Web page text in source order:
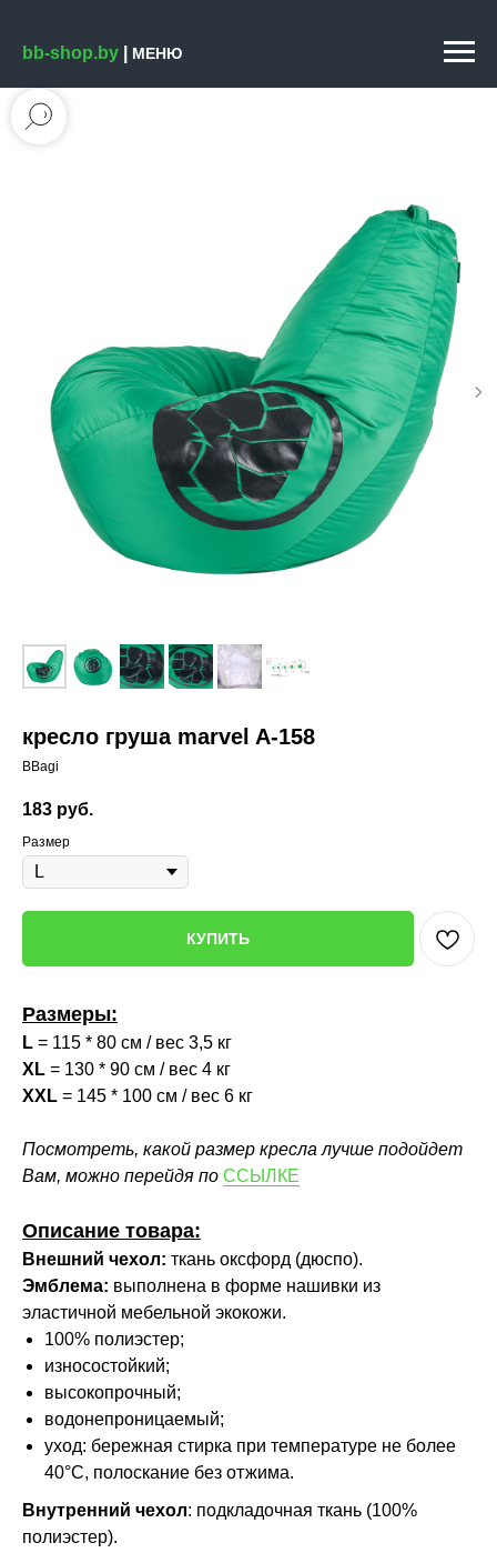
bb-shop.by МЕНЮ
кресло груша marvel A-158
BBagi
183 руб.
Размер
КУПИТЬ
Размеры:
L = 115 * 80 см / вес 3,5 кг
XL = 130 * 90 см / вес 4 кг
XXL = 145 * 100 см / вес 6 кг
Посмотреть, какой размер кресла лучше подойдет
Вам, можно перейдя по ССЫЛКЕ
Описание товара:
Внешний чехол: ткань оксфорд (дюспо).
Эмблема: выполнена в форме нашивки из
эластичной мебельной экокожи.
100% полиэстер;
износостойкий;
высокопрочный;
водонепроницаемый;
уход: бережная стирка при температуре не более
40°С, полоскание без отжима.
Внутренний чехол: подкладочная ткань (100%
полиэстер).